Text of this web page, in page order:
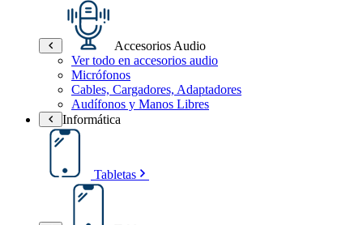
Accesorios Audio
Ver todo en accesorios audio
Micrófonos
Cables, Cargadores, Adaptadores
Audífonos y Manos Libres
Informática
Tabletas